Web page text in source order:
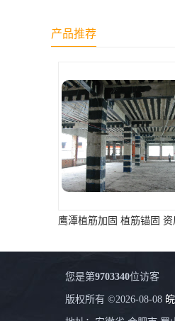
产品推荐
您是第9703340位访客
版权所有 ©2026-08-08